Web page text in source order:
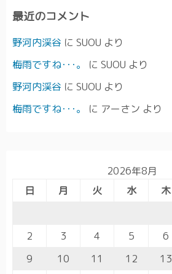
最近のコメント
野河内渓谷 に SUOU より
梅雨ですね･･･。
に SUOU より
野河内渓谷 に SUOU より
梅雨ですね･･･。
に アーさン より
2026年8月
日
月 火 水 木
2
3 4 5 6
9
10 11 12 13